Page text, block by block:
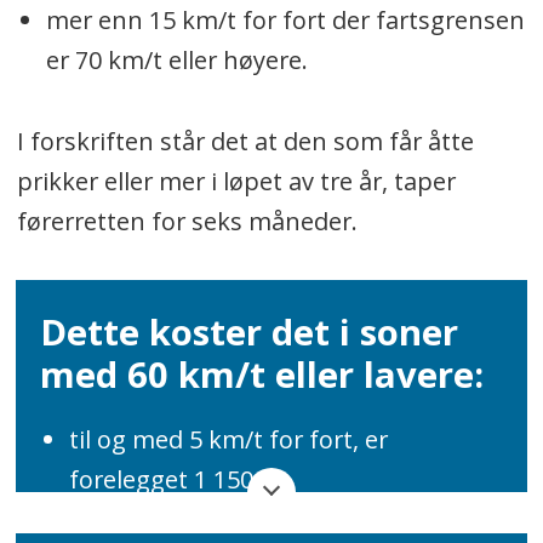
mer enn 15 km/t for fort der fartsgrensen
er 70 km/t eller høyere.
I forskriften står det at den som får åtte
prikker eller mer i løpet av tre år, taper
førerretten for seks måneder.
Dette koster det i soner
med 60 km/t eller lavere:
til og med 5 km/t for fort, er
forelegget 1 150 kr